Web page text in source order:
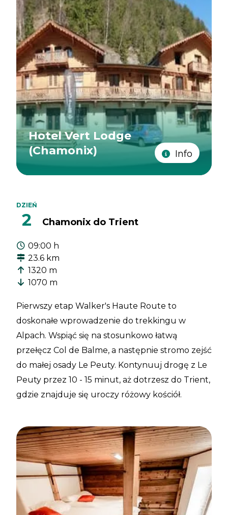
Hotel Vert Lodge
(Chamonix)
Info
DZIEŃ
2 Chamonix do Trient
09:00 h
23.6 km
1320 m
1070 m
Pierwszy etap Walker's Haute Route to
doskonałe wprowadzenie do trekkingu w
Alpach. Wspiąć się na stosunkowo łatwą
przełęcz Col de Balme, a następnie stromo zejść
do małej osady Le Peuty. Kontynuuj drogę z Le
Peuty przez 10 - 15 minut, aż dotrzesz do Trient,
gdzie znajduje się uroczy różowy kościół.